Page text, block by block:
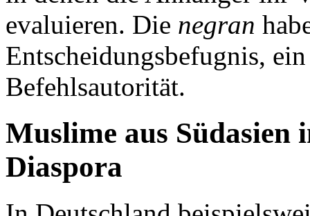
evaluieren. Die negran
Entscheidungsbefugnis,
Befehlsautorität.
Muslime aus Südasien
Diaspora